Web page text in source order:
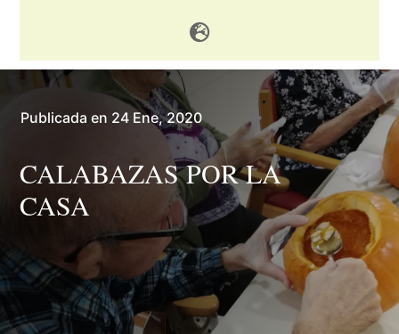

Publicada en 24 Ene, 2020
CALABAZAS POR LA
CASA